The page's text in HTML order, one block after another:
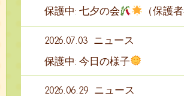
保護中: 七夕の会
（保護
2026.07.03
ニュース
保護中: 今日の様子
2026.06.29
ニュース